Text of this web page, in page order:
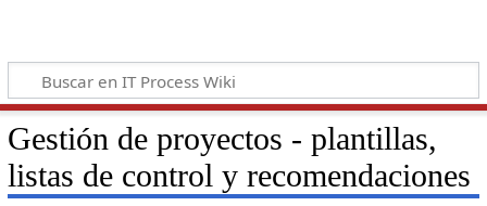
Gestión de proyectos - plantillas,
listas de control y recomendaciones